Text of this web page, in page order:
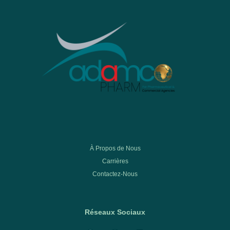
À Propos de Nous
Carrières
Contactez-Nous
Réseaux Sociaux